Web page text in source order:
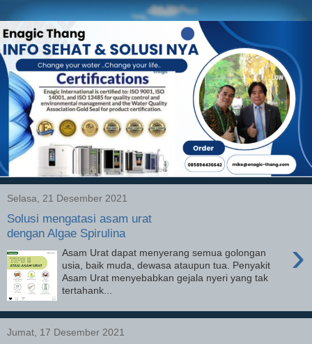
Selasa, 21 Desember 2021
Solusi mengatasi asam urat
dengan Algae Spirulina
›
Asam Urat dapat menyerang semua golongan
usia, baik muda, dewasa ataupun tua. Penyakit
Asam Urat menyebabkan gejala nyeri yang tak
tertahank...
Jumat, 17 Desember 2021